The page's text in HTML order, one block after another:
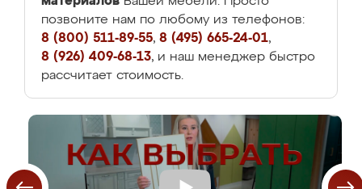
позвоните нам по любому из телефонов:
8 (800) 511-89-55, 8 (495) 665-24-01,
8 (926) 409-68-13, и наш менеджер быстро
рассчитает стоимость.